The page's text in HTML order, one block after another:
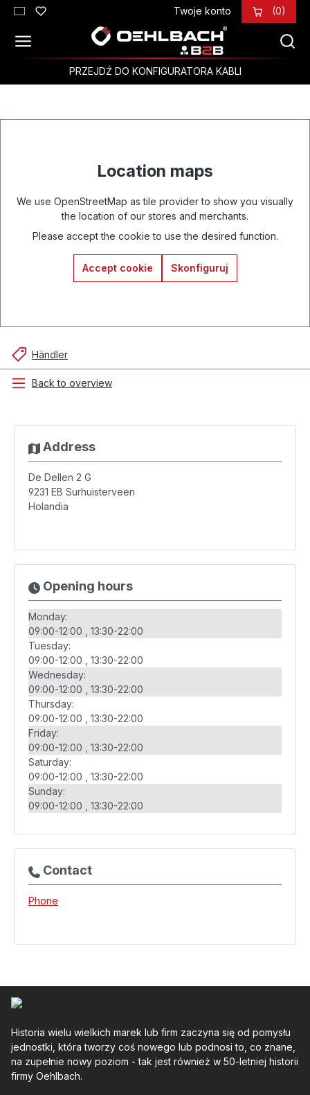
Przejdź do głównej zawartości Twoje konto (0)
PRZEJDŹ DO KONFIGURATORA KABLI
Location maps
We use OpenStreetMap as tile provider to show you visually
the location of our stores and merchants.
Please accept the cookie to use the desired function.
Accept cookie Skonfiguruj
Händler
Back to overview
Address
De Dellen 2 G
9231 EB Surhuisterveen
Holandia
Opening hours
Monday:
09:00-12:00
13:30-22:00
Tuesday:
09:00-12:00
13:30-22:00
Wednesday:
09:00-12:00
13:30-22:00
Thursday:
09:00-12:00
13:30-22:00
Friday:
09:00-12:00
13:30-22:00
Saturday:
09:00-12:00
13:30-22:00
Sunday:
09:00-12:00
13:30-22:00
Contact
Phone
Historia wielu wielkich marek lub firm zaczyna się od pomysłu
jednostki, która tworzy coś nowego lub podnosi to, co znane,
na zupełnie nowy poziom - tak jest również w 50-letniej historii
firmy Oehlbach.